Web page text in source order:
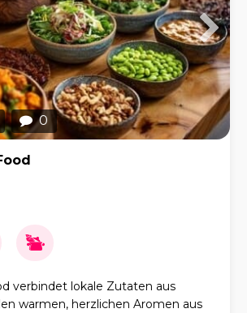
0
verbindet lokale Zutaten aus
warmen, herzlichen Aromen aus